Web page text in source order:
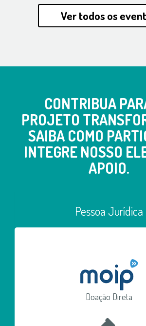
Ver todos os
CONTRIBUA
PROJETO
SAIBA COMO
INTEGRE NOSSO
APOIO.
Pessoa Jurídica
Doação Direta